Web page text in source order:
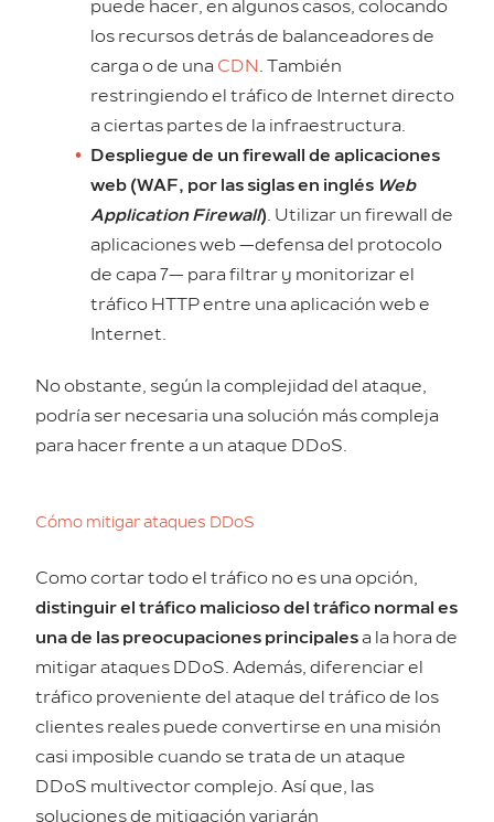
puede hacer, en algunos casos, colocando
los recursos detrás de balanceadores de
carga o de una CDN . También
restringiendo el tráfico de Internet directo
a ciertas partes de la infraestructura.
Despliegue de un firewall de aplicaciones
web (WAF, por las siglas en inglés Web
Application Firewall) . Utilizar un firewall de
aplicaciones web —defensa del protocolo
de capa 7— para filtrar y monitorizar el
tráfico HTTP entre una aplicación web e
Internet.
No obstante, según la complejidad del ataque,
podría ser necesaria una solución más compleja
para hacer frente a un ataque DDoS.
Cómo mitigar ataques DDoS
Como cortar todo el tráfico no es una opción,
distinguir el tráfico malicioso del tráfico normal es
una de las preocupaciones principalesa la hora de
mitigar ataques DDoS. Además, diferenciar el
tráfico proveniente del ataque del tráfico de los
clientes reales puede convertirse en una misión
casi imposible cuando se trata de un ataque
DDoS multivector complejo. Así que, las
soluciones de mitigación variarán